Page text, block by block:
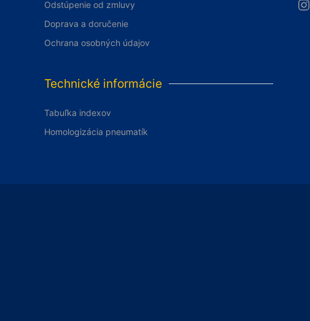
Odstúpenie od zmluvy
Doprava a doručenie
Ochrana osobných údajov
Technické informácie
Tabuľka indexov
Homologizácia pneumatík